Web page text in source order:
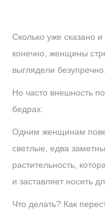
Сколько уже сказано
конечно, женщины
выглядели безупречно.
Но часто внешность
бедрах.
Одним женщинам
светлые, едва
растительность,
и заставляет носить
Что делать? Как